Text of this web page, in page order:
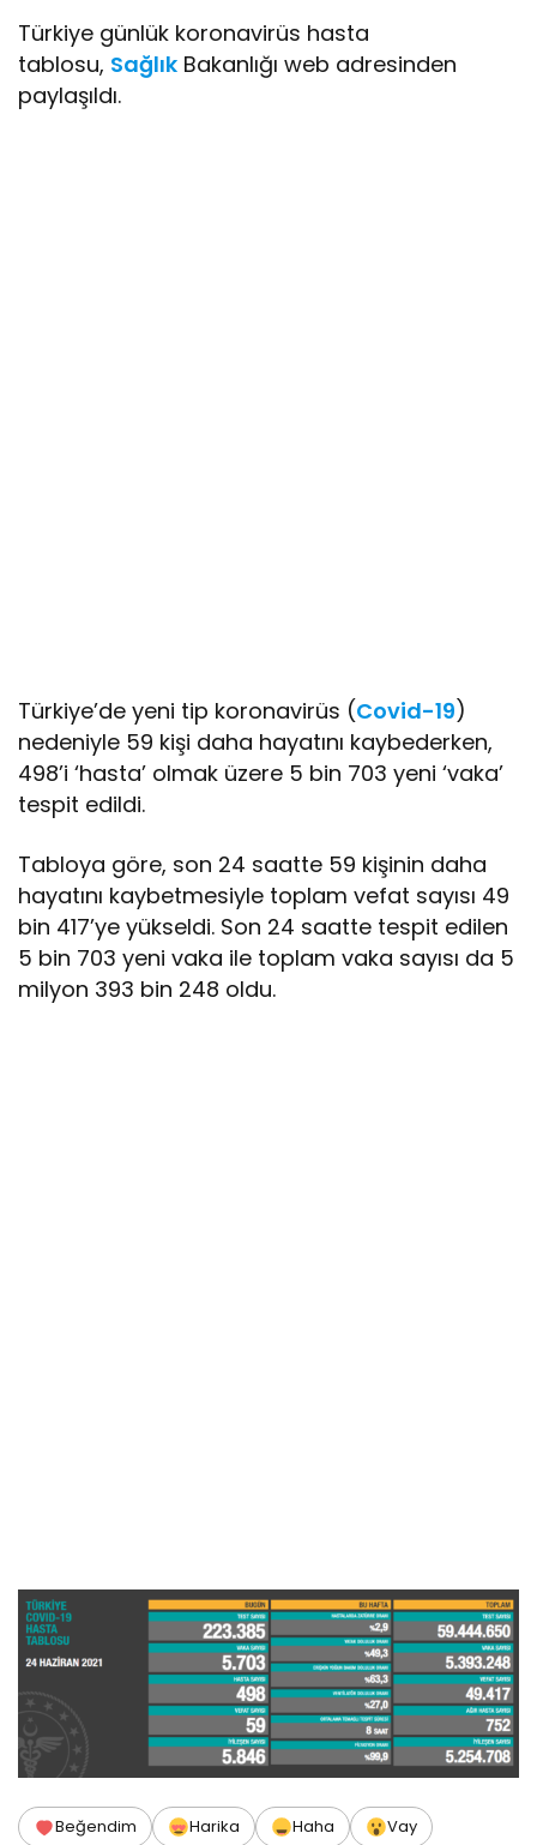
Türkiye günlük koronavirüs hasta
tablosu, Sağlık Bakanlığı web adresinden
paylaşıldı.
Türkiye’de yeni tip koronavirüs (Covid-19)
nedeniyle 59 kişi daha hayatını kaybederken,
498’i ‘hasta’ olmak üzere 5 bin 703 yeni ‘vaka’
tespit edildi.
Tabloya göre, son 24 saatte 59 kişinin daha
hayatını kaybetmesiyle toplam vefat sayısı 49
bin 417’ye yükseldi. Son 24 saatte tespit edilen
5 bin 703 yeni vaka ile toplam vaka sayısı da 5
milyon 393 bin 248 oldu.
Beğendim Harika Haha Vay